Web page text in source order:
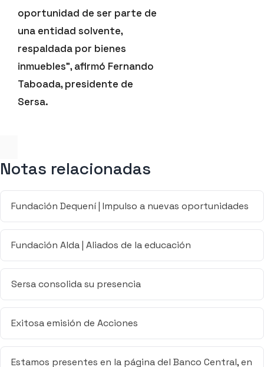
oportunidad de ser parte de
una entidad solvente,
respaldada por bienes
inmuebles", afirmó Fernando
Taboada, presidente de
Sersa.
Notas relacionadas
Fundación Dequení | Impulso a nuevas oportunidades
Fundación Alda | Aliados de la educación
Sersa consolida su presencia
Exitosa emisión de Acciones
Estamos presentes en la página del Banco Central, en